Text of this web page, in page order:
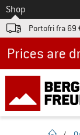
Til
Shop
Portofri fra 69